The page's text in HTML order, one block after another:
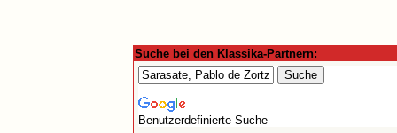
Suche bei den Klassika-Partnern:
Benutzerdefinierte Suche